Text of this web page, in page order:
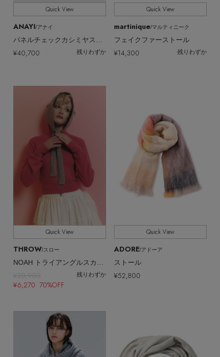
Quick View
martinique/マルティニーク
フェイクファーストール
¥14,300 残りわずか
Quick View
ANAYI/アナイ
¥40,700 残りわずか
Quick View
ADORE/アドーア
ストール
¥52,800
Quick View
THROW/スロー
¥20,900 残りわずか
¥6,270 70%OFF